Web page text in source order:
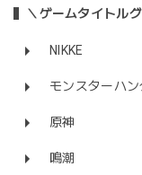
＼ゲームタイトル
NIKKE
モンスターハン
原神
鳴潮